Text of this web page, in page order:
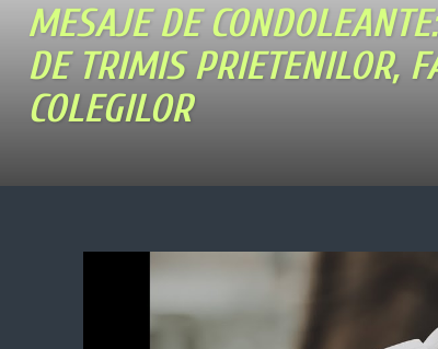
MESAJE DE
DE TRIMIS PRIETENILOR,
COLEGILOR